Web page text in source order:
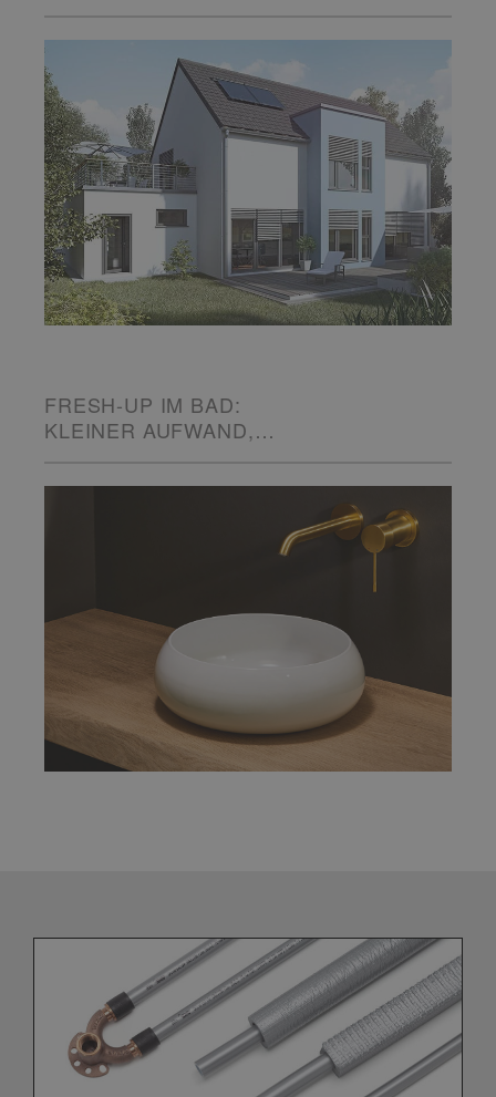
FRESH-UP IM BAD:
KLEINER AUFWAND,